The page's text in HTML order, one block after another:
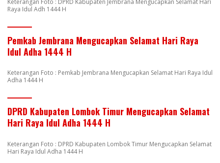
Raya Idul Adh 1444 H
Pemkab Jembrana Mengucapkan Selamat Hari Raya
Idul Adha 1444 H
Keterangan Foto : Pemkab Jembrana Mengucapkan Selamat Hari Raya Idul
Adha 1444 H
DPRD Kabupaten Lombok Timur Mengucapkan Selamat
Hari Raya Idul Adha 1444 H
Keterangan Foto : DPRD Kabupaten Lombok Timur Mengucapkan Selamat
Hari Raya Idul Adha 1444 H